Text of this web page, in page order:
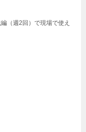
（週2回）で現場で使え